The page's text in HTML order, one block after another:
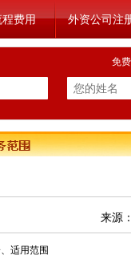
费用 外资公司注
免
来源：
用范围